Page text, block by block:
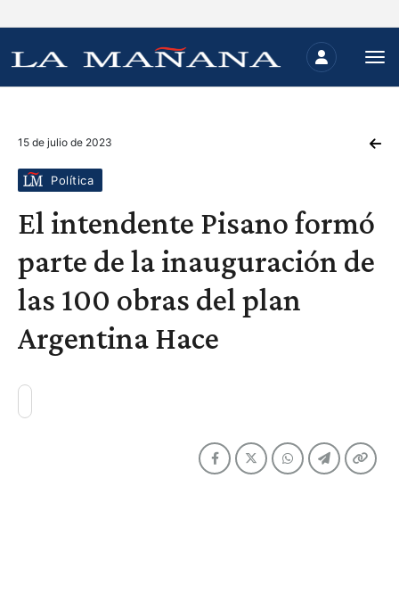
15 de julio de 2023
Política
El intendente Pisano formó
parte de la inauguración de
las 100 obras del plan
Argentina Hace